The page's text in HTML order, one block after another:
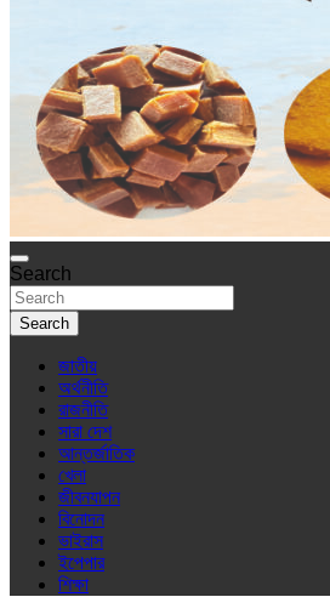
Search
Search
জাতীয়
অর্থনীতি
রাজনীতি
সারা দেশ
আন্তর্জাতিক
খেলা
জীবনযাপন
বিনোদন
ভাইরাস
ইপেপার
শিক্ষা